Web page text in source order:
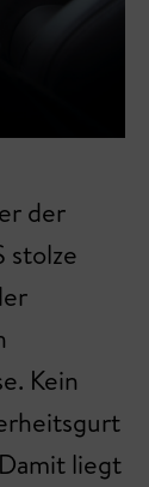
der
stolze
Kein
liegt